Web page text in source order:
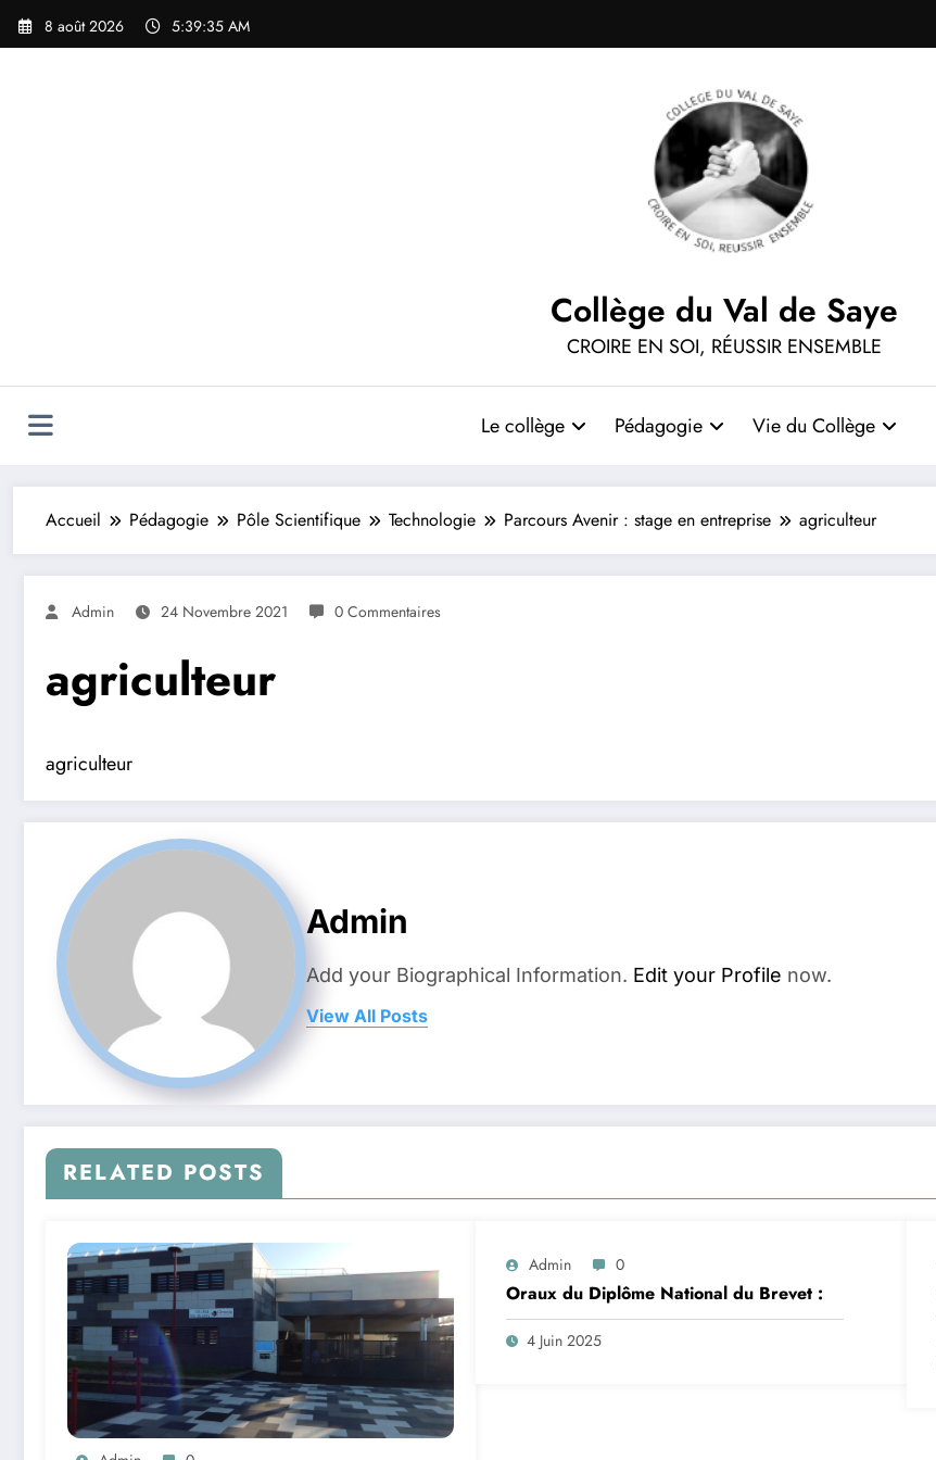
Aller
8 août 2026 5:39:35 AM
Collège du Val de Saye
CROIRE EN SOI, RÉUSSIR ENSEMBLE
Le collège Pédagogie Vie du Collège
Accueil Pédagogie Pôle Scientifique Technologie Parcours Avenir : stage en entreprise agriculteur
Admin 24 Novembre 2021 0 Commentaires
agriculteur
agriculteur
Admin
Add your Biographical Information. Edit your Profile now.
View All Posts
RELATED POSTS
Admin 0
Oraux du Diplôme National du Brevet :
4 Juin 2025